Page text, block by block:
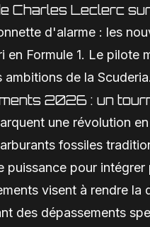
Charles Leclerc
d'alarme : les
en Formule 1. Le
de la Scuderia.
2026 : un
une révolution
fossiles
puissance pour
visent à rendre
des dépassements